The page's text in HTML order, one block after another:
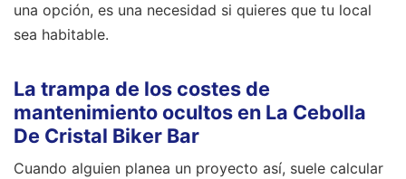
una opción, es una necesidad si quieres que tu local
sea habitable.
La trampa de los costes de
mantenimiento ocultos en La Cebolla
De Cristal Biker Bar
Cuando alguien planea un proyecto así, suele calcular